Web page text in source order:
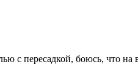
с пересадкой, боюсь, что на